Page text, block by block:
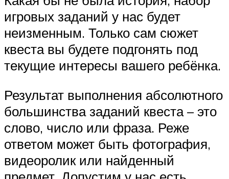
игровых заданий у нас будет
неизменным. Только сам сюжет
квеста вы будете подгонять под
текущие интересы вашего ребёнка.
Результат выполнения абсолютного
большинства заданий квеста – это
слово, число или фраза. Реже
ответом может быть фотография,
видеоролик или найденный